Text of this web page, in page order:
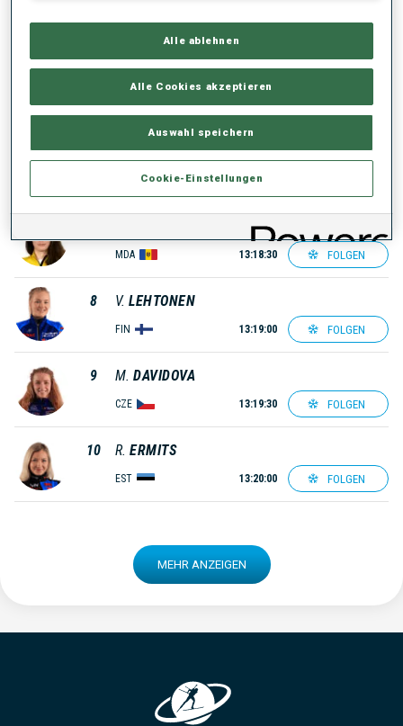
LAT 13:17:30 FOLGEN
6 M. TODOROVA
13:18:00
MDA 13:18:30 FOLGEN
8 V. LEHTONEN
FIN 13:19:00 FOLGEN
9 M. DAVIDOVA
CZE 13:19:30 FOLGEN
10 R. ERMITS
EST 13:20:00 FOLGEN
MEHR ANZEIGEN
Alle ablehnen
Alle Cookies akzeptieren
Auswahl speichern
Cookie-Einstellungen